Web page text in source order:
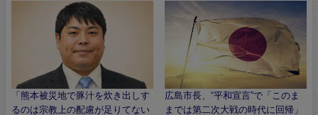
「熊本被災地で豚汁を炊き出しす
るのは宗教上の配慮が足りてない
広島市長、“平和宣言”で「このま
までは第二次大戦の時代に回帰」